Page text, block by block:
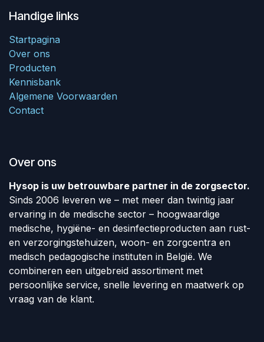
Handige links
Startpagina
Over ons
Producten
Kennisbank
Algemene Voorwaarden
Contact
Over ons
Hysop is uw betrouwbare partner in de zorgsector.
Sinds 2006 leveren we – met meer dan twintig jaar
ervaring in de medische sector – hoogwaardige
medische, hygiëne- en desinfectieproducten aan rust-
en verzorgingstehuizen, woon- en zorgcentra en
medisch pedagogische instituten in België. We
combineren een uitgebreid assortiment met
persoonlijke service, snelle levering en maatwerk op
vraag van de klant.